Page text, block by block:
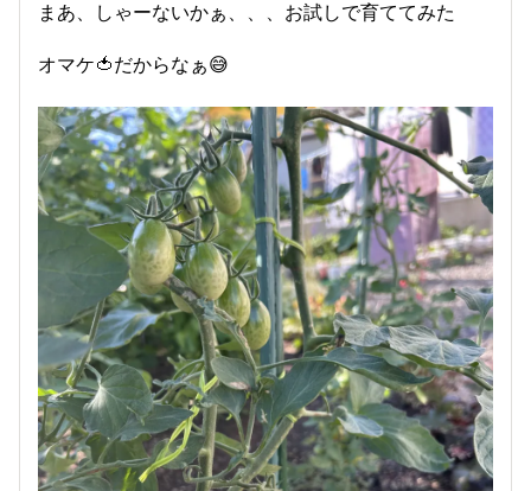
まあ、しゃーないかぁ、、、お試しで育ててみた
オマケ🍅だからなぁ😅